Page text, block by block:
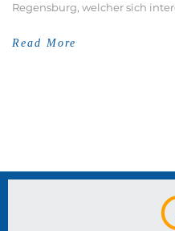
Regensburg, welcher sich
Read More